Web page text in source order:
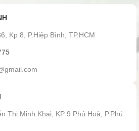
Kp 8, P.Hiệp Bình, TP.HCM
Thị Minh Khai, KP 9 Phú Hoà, P.Phú